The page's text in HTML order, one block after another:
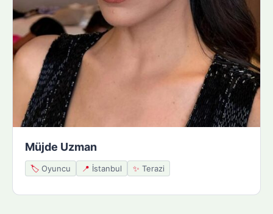
Müjde Uzman
🏷️ Oyuncu 📍 İstanbul ✨ Terazi